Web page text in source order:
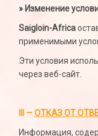
» Изменение
Saigloin-Africa
применимыми
Эти условия
через веб-сайт.
—ОТКАЗ ОТ
Информация,